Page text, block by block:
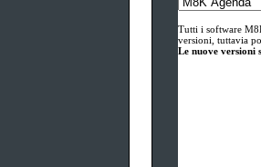
Tutti i software
versioni, tuttavia
Le nuove versioni